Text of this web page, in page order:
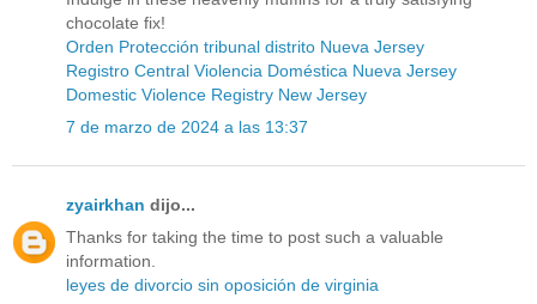
chocolate fix!
Orden Protección tribunal distrito Nueva Jersey
Registro Central Violencia Doméstica Nueva Jersey
Domestic Violence Registry New Jersey
7 de marzo de 2024 a las 13:37
zyairkhan dijo...
Thanks for taking the time to post such a valuable
information.
leyes de divorcio sin oposición de virginia